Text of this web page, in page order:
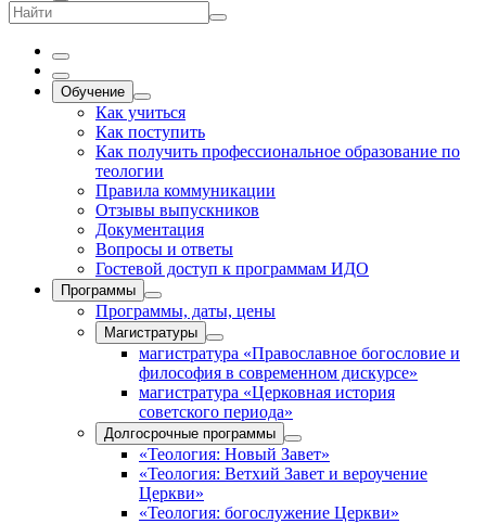
Обучение
Как учиться
Как поступить
Как получить профессиональное образование по
теологии
Правила коммуникации
Отзывы выпускников
Документация
Вопросы и ответы
Гостевой доступ к программам ИДО
Программы
Программы, даты, цены
Магистратуры
магистратура «Православное богословие и
философия в современном дискурсе»
магистратура «Церковная история
советского периода»
Долгосрочные программы
«Теология: Новый Завет»
«Теология: Ветхий Завет и вероучение
Церкви»
«Теология: богослужение Церкви»